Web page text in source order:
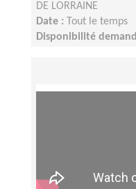
DE LORRAINE
Date :
Tout le temps
Disponibilité